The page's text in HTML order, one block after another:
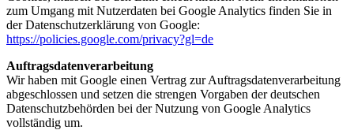
zum Umgang mit Nutzerdaten bei Google Analytics finden Sie in
der Datenschutzerklärung von Google:
https://policies.google.com/privacy?gl=de
Auftragsdatenverarbeitung
Wir haben mit Google einen Vertrag zur Auftragsdatenverarbeitung
abgeschlossen und setzen die strengen Vorgaben der deutschen
Datenschutzbehörden bei der Nutzung von Google Analytics
vollständig um.